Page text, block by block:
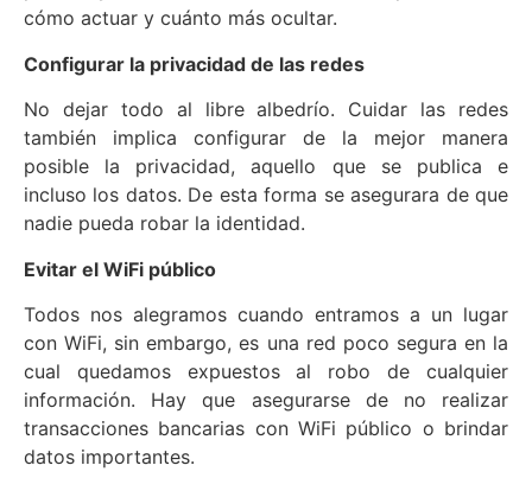
cómo actuar y cuánto más ocultar.
Configurar la privacidad de las redes
No dejar todo al libre albedrío. Cuidar las redes
también implica configurar de la mejor manera
posible la privacidad, aquello que se publica e
incluso los datos. De esta forma se asegurara de que
nadie pueda robar la identidad.
Evitar el WiFi público
Todos nos alegramos cuando entramos a un lugar
con WiFi, sin embargo, es una red poco segura en la
cual quedamos expuestos al robo de cualquier
información. Hay que asegurarse de no realizar
transacciones bancarias con WiFi público o brindar
datos importantes.